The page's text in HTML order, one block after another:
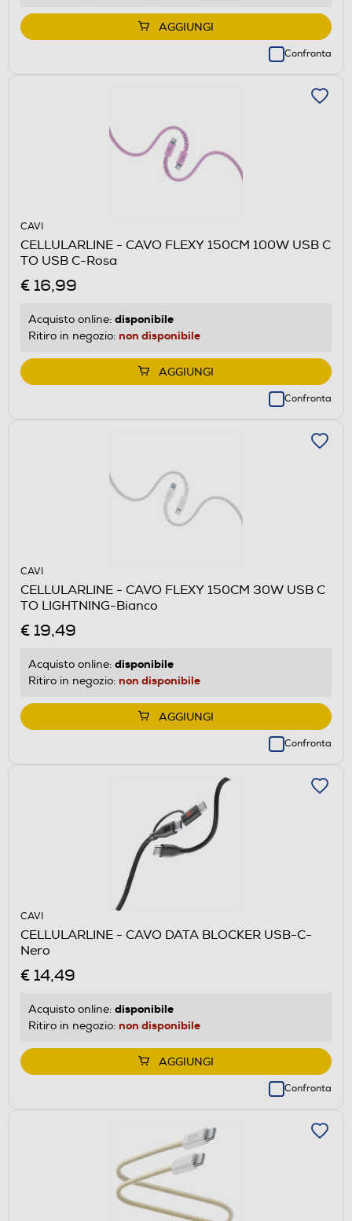
AGGIUNGI
Confronta
CAVI
CELLULARLINE - CAVO FLEXY 150CM 100W USB C
TO USB C-Rosa
€ 16,99
Acquisto online: disponibile
Ritiro in negozio: non disponibile
AGGIUNGI
Confronta
CAVI
CELLULARLINE - CAVO FLEXY 150CM 30W USB C
TO LIGHTNING-Bianco
€ 19,49
Acquisto online: disponibile
Ritiro in negozio: non disponibile
AGGIUNGI
Confronta
CAVI
CELLULARLINE - CAVO DATA BLOCKER USB-C-
Nero
€ 14,49
Acquisto online: disponibile
Ritiro in negozio: non disponibile
AGGIUNGI
Confronta